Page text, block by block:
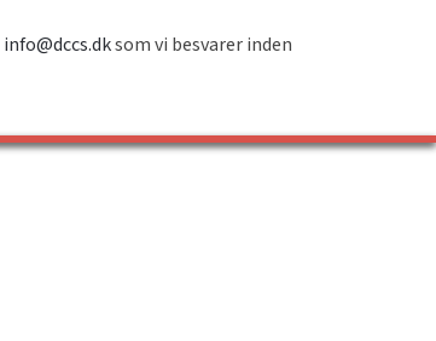
info@dccs.dksom vi besvarer inden